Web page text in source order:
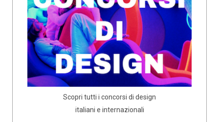
Scopri tutti i concorsi di design
italiani e internazionali